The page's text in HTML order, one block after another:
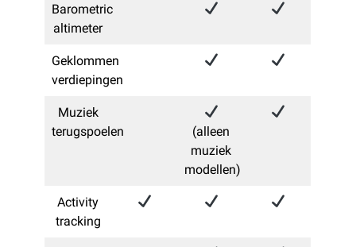
Barometric
altimeter
Geklommen
verdiepingen
Muziek
terugspoelen
(alleen
muziek
modellen)
Activity
tracking